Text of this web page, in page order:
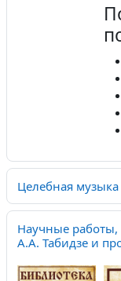
Целебная музыка
Научные работы,
А.А. Табидзе и